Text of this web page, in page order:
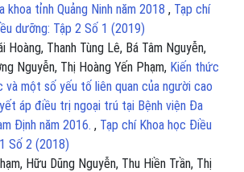
khoa tỉnh Quảng Ninh năm 2018 , Tạp chí
dưỡng: Tập 2 Số 1 (2019)
Hoàng, Thanh Tùng Lê, Bá Tâm Nguyễn,
Nguyễn, Thị Hoàng Yến Phạm, Kiến thức
và một số yếu tố liên quan của người cao
áp điều trị ngoại trú tại Bệnh viện Đa
Định năm 2016. , Tạp chí Khoa học Điều
Số 2 (2018)
Hữu Dũng Nguyễn, Thu Hiền Trần, Thị